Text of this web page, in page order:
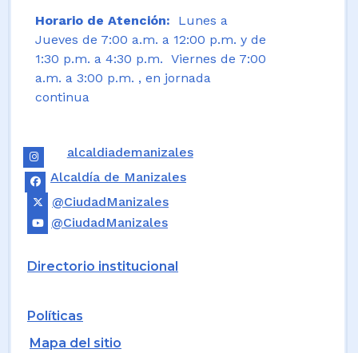
Horario de Atención: Lunes a
Jueves de 7:00 a.m. a 12:00 p.m. y de
1:30 p.m. a 4:30 p.m. Viernes de 7:00
a.m. a 3:00 p.m. , en jornada
continua
alcaldiademanizales
Alcaldía de Manizales
@CiudadManizales
@CiudadManizales
Directorio institucional
Políticas
Mapa del sitio